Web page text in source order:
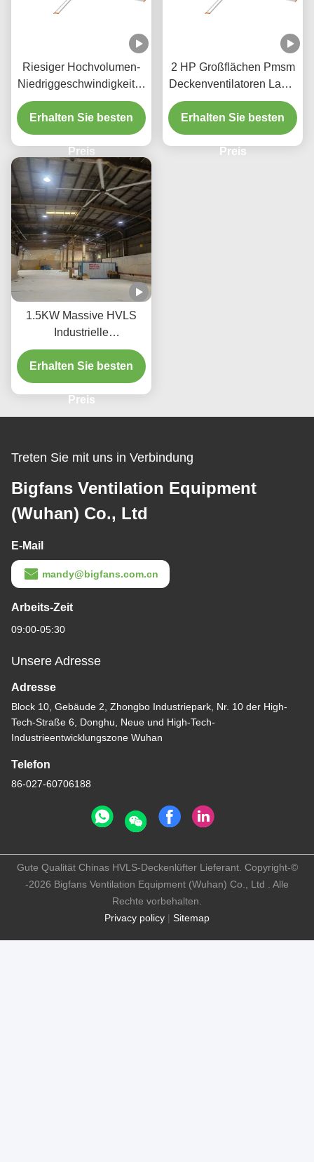
Riesiger Hochvolumen-
Niedriggeschwindigkeitsv
entilator 7.3M
Durchmesser Industrieller
Deckenventilator 0.75KW
Erhalten Sie besten
Preis
2 HP Großflächen Pmsm
Deckenventilatoren Lager
HVLS Ventilator 220V
Erhalten Sie besten
Preis
1.5KW Massive HVLS
Industrielle
Deckenventilatoren Hohe
Luftströmung Niedrige
Drehzahlen
Deckenventilatoren
Erhalten Sie besten
Preis
Treten Sie mit uns in Verbindung
Bigfans Ventilation Equipment
(Wuhan) Co., Ltd
E-Mail
mandy@bigfans.com.cn
Arbeits-Zeit
09:00-05:30
Unsere Adresse
Adresse
Block 10, Gebäude 2, Zhongbo Industriepark, Nr. 10 der High-
Tech-Straße 6, Donghu, Neue und High-Tech-
Industrieentwicklungszone Wuhan
Telefon
86-027-60706188
Privacy policy | Sitemap
Gute Qualität Chinas HVLS-Deckenlüfter Lieferant. Copyright-©
-2026 Bigfans Ventilation Equipment (Wuhan) Co., Ltd . Alle
Rechte vorbehalten.